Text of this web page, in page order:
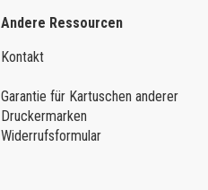
Andere Ressourcen
Kontakt
Garantie für Kartuschen anderer
Druckermarken
Widerrufsformular